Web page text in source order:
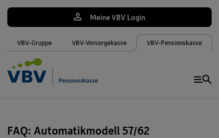
VBV-Gruppe VBV-Vorsorgekasse VBV-Pensionskasse
Meine VBV Login
FAQ: Automatikmodell 57/62